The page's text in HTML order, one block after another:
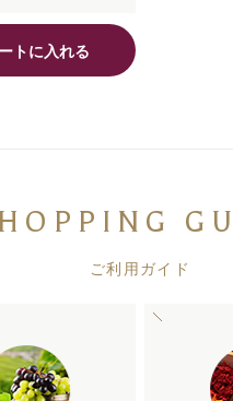
トに入れる
ご利用ガイド